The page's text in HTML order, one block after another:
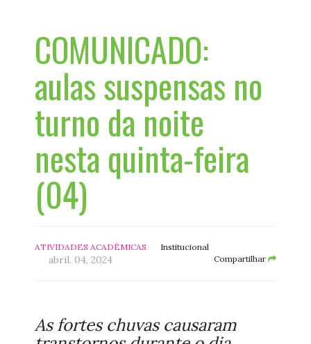
COMUNICADO:
aulas suspensas no
turno da noite
nesta quinta-feira
(04)
ATIVIDADES ACADÊMICAS Institucional
abril. 04, 2024 Compartilhar
As fortes chuvas causaram